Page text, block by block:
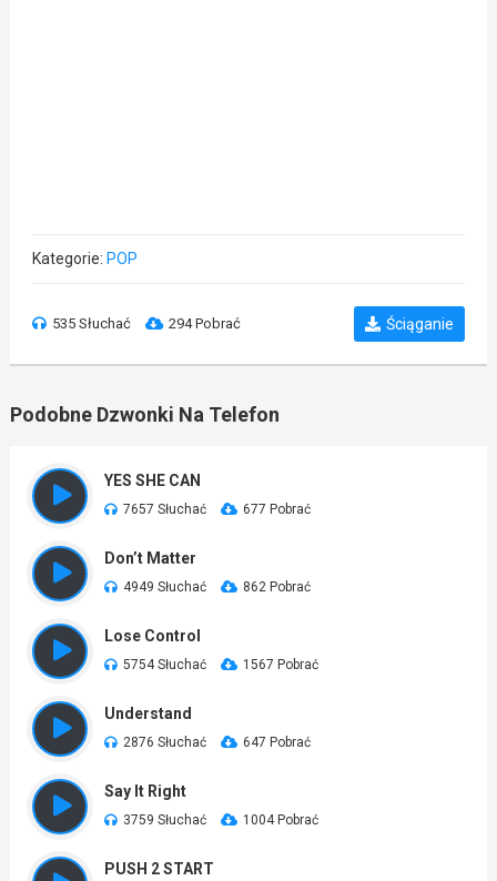
Kategorie: POP
535 Słuchać 294 Pobrać Ściąganie
Podobne Dzwonki Na Telefon
YES SHE CAN
7657 Słuchać 677 Pobrać
Don’t Matter
4949 Słuchać 862 Pobrać
Lose Control
5754 Słuchać 1567 Pobrać
Understand
2876 Słuchać 647 Pobrać
Say It Right
3759 Słuchać 1004 Pobrać
PUSH 2 START